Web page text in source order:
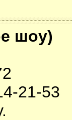
шоу)
21-53